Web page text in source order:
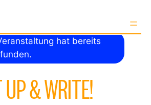
hat bereits
& WRITE!